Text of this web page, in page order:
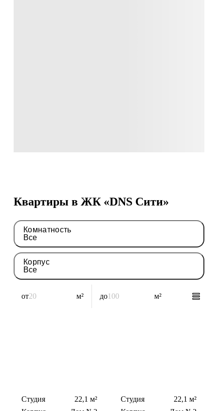
Квартиры в ЖК «DNS Сити»
Комнатность
Все
Корпус
Все
от м² до м²
Студия
22,1 м²
Студия
22,1 м²